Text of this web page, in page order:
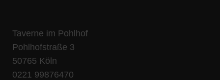
Taverne im Pohlhof
Pohlhofstraße 3
50765 Köln
0221 99876470